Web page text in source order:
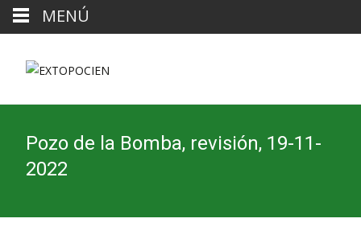
Pozo de la Bomba, revisión, 19-11-
2022
MENÚ